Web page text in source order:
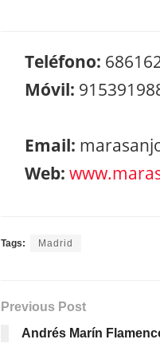
Teléfono:
Móvil:
Email:
Web:
Tags: Madrid
Previous Post
Andrés Marín